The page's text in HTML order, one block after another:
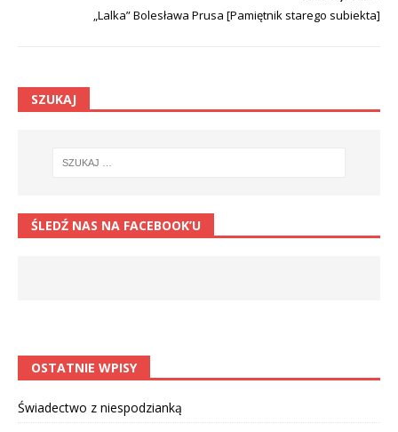
„Lalka” Bolesława Prusa [Pamiętnik starego subiekta]
SZUKAJ
ŚLEDŹ NAS NA FACEBOOK’U
OSTATNIE WPISY
Świadectwo z niespodzianką